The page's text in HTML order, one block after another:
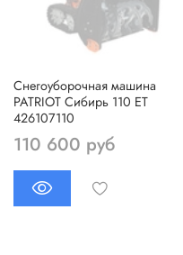
Снегоуборочная машина
PATRIOT Сибирь 110 ЕT
426107110
110 600 руб